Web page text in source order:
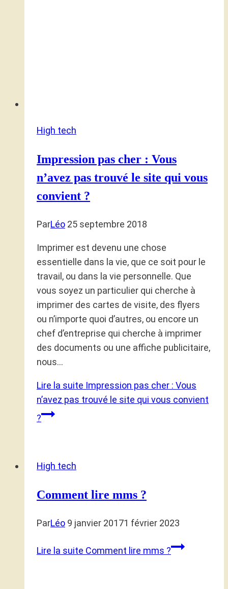
High tech
Impression pas cher : Vous
n’avez pas trouvé le site qui vous
convient ?
ParLéo 25 septembre 2018
Imprimer est devenu une chose
essentielle dans la vie, que ce soit pour le
travail, ou dans la vie personnelle. Que
vous soyez un particulier qui cherche à
imprimer des cartes de visite, des flyers
ou n’importe quoi d’autres, ou encore un
chef d’entreprise qui cherche à imprimer
des documents ou une affiche publicitaire,
nous…
Lire la suite Impression pas cher : Vous
n’avez pas trouvé le site qui vous convient
?
High tech
Comment lire mms ?
ParLéo 9 janvier 20171 février 2023
Lire la suite Comment lire mms ?